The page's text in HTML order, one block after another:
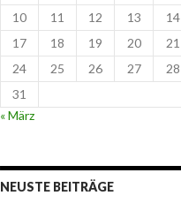
10
11 12 13 14
17
18 19 20 21
24
25 26 27 28
31
« März
NEUSTE BEITRÄGE